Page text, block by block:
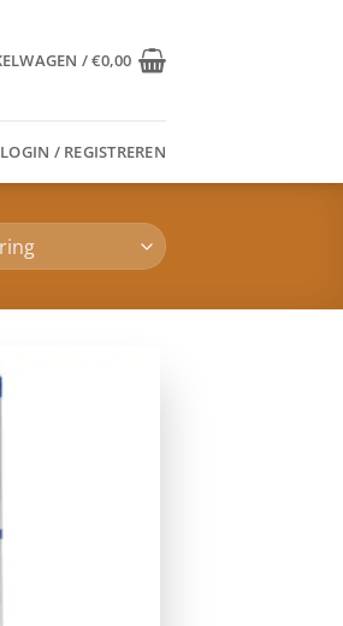
/€0,00
LOGIN / REGISTREREN